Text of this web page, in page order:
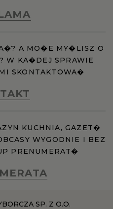
A MO�E MY�LISZ O
W KA�DEJ SPRAWIE
SKONTAKTOWA�
KUCHNIA, GAZET�
WYGODNIE I BEZ
PRENUMERAT�
SP. Z O.O.